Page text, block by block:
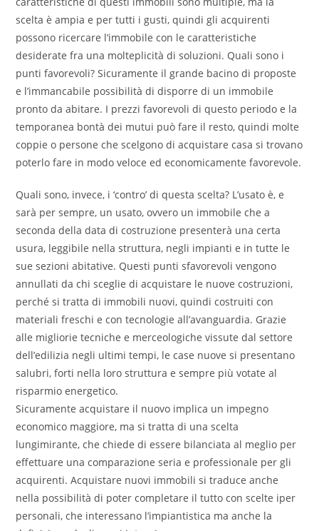
scelta è ampia e per tutti i gusti, quindi gli acquirenti
possono ricercare l’immobile con le caratteristiche
desiderate fra una molteplicità di soluzioni. Quali sono i
punti favorevoli? Sicuramente il grande bacino di proposte
e l’immancabile possibilità di disporre di un immobile
pronto da abitare. I prezzi favorevoli di questo periodo e la
temporanea bontà dei mutui può fare il resto, quindi molte
coppie o persone che scelgono di acquistare casa si trovano
poterlo fare in modo veloce ed economicamente favorevole.
Quali sono, invece, i ‘contro’ di questa scelta? L’usato è, e
sarà per sempre, un usato, ovvero un immobile che a
seconda della data di costruzione presenterà una certa
usura, leggibile nella struttura, negli impianti e in tutte le
sue sezioni abitative. Questi punti sfavorevoli vengono
annullati da chi sceglie di acquistare le nuove costruzioni,
perché si tratta di immobili nuovi, quindi costruiti con
materiali freschi e con tecnologie all’avanguardia. Grazie
alle migliorie tecniche e merceologiche vissute dal settore
dell’edilizia negli ultimi tempi, le case nuove si presentano
salubri, forti nella loro struttura e sempre più votate al
risparmio energetico.
Sicuramente acquistare il nuovo implica un impegno
economico maggiore, ma si tratta di una scelta
lungimirante, che chiede di essere bilanciata al meglio per
effettuare una comparazione seria e professionale per gli
acquirenti. Acquistare nuovi immobili si traduce anche
nella possibilità di poter completare il tutto con scelte iper
personali, che interessano l’impiantistica ma anche la